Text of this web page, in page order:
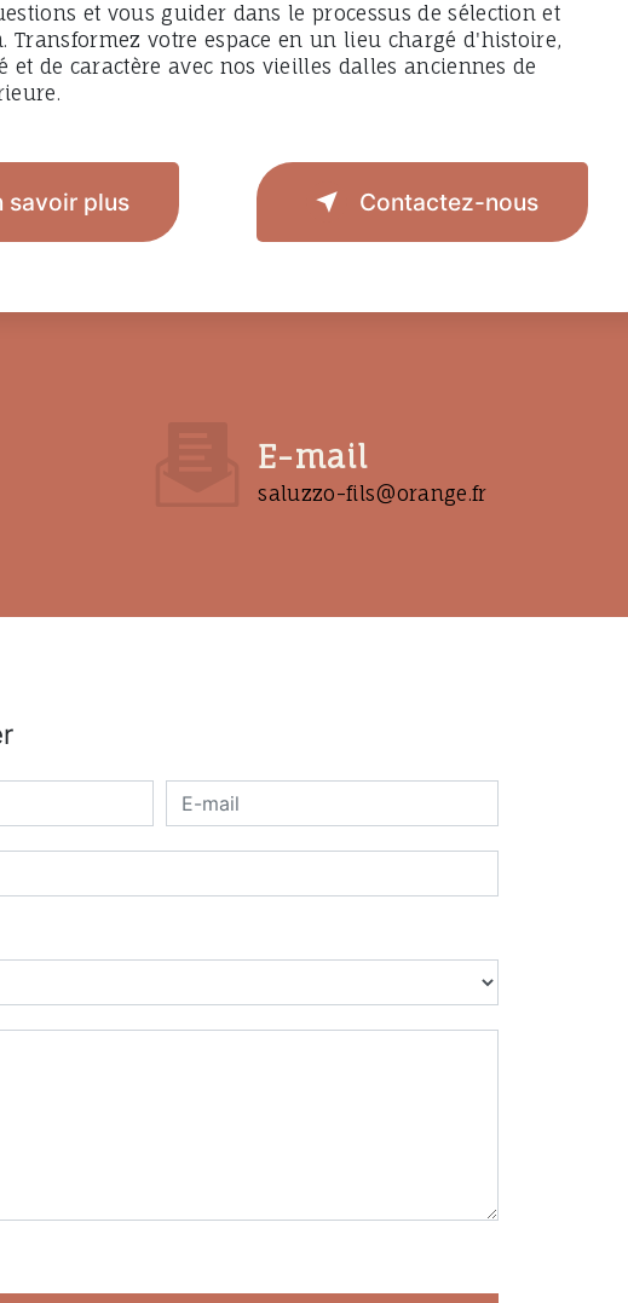
et vous guider dans le processus de sélection et
Transformez votre espace en un lieu chargé d'histoire,
et de caractère avec nos vieilles dalles anciennes de
savoir plus Contactez-nous
E-mail
saluzzo-fils@orange.fr